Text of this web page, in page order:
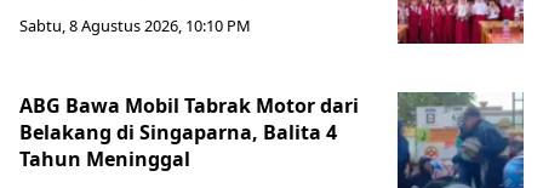
Sabtu, 8 Agustus 2026, 10:10 PM
ABG Bawa Mobil Tabrak Motor dari
Belakang di Singaparna, Balita 4
Tahun Meninggal